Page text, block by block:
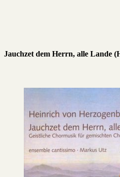
Jauchzet dem Herrn, alle Lande